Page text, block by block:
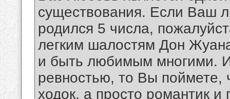
существования. Если
родился 5 числа,
легким шалостям Дон
и быть любимым многими.
ревностью, то Вы
ходок, а просто романтик и